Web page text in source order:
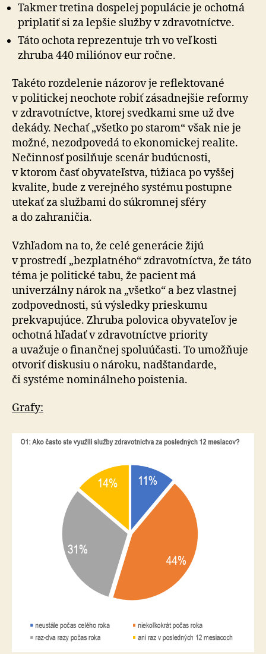
Takmer tretina dospelej populácie je ochotná
priplatiť si za lepšie služby v zdravotníctve.
Táto ochota reprezentuje trh vo veľkosti
zhruba 440 miliónov eur ročne.
Takéto rozdelenie názorov je reflektované
v politickej neochote robiť zásadnejšie reformy
v zdravotníctve, ktorej svedkami sme už dve
dekády. Nechať „všetko po starom“ však nie je
možné, nezodpovedá to ekonomickej realite.
Nečinnosť posilňuje scenár budúcnosti,
v ktorom časť obyvateľstva, túžiaca po vyššej
kvalite, bude z verejného systému postupne
utekať za službami do súkromnej sféry
a do zahraničia.
Vzhľadom na to, že celé generácie žijú
v prostredí „bezplatného“ zdravotníctva, že táto
téma je politické tabu, že pacient má
univerzálny nárok na „všetko“ a bez vlastnej
zodpovednosti, sú výsledky prieskumu
prekvapujúce. Zhruba polovica obyvateľov je
ochotná hľadať v zdravotníctve priority
a uvažuje o finančnej spoluúčasti. To umožňuje
otvoriť diskusiu o nároku, nadštandarde,
či systéme nominálneho poistenia.
Grafy: